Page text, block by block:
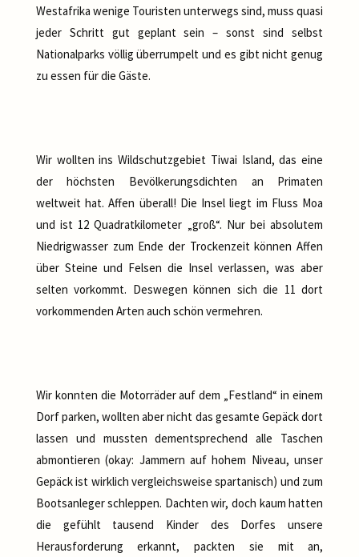
Westafrika wenige Touristen unterwegs sind, muss quasi
jeder Schritt gut geplant sein – sonst sind selbst
Nationalparks völlig überrumpelt und es gibt nicht genug
zu essen für die Gäste.
Wir wollten ins Wildschutzgebiet Tiwai Island, das eine
der höchsten Bevölkerungsdichten an Primaten
weltweit hat. Affen überall! Die Insel liegt im Fluss Moa
und ist 12 Quadratkilometer „groß“. Nur bei absolutem
Niedrigwasser zum Ende der Trockenzeit können Affen
über Steine und Felsen die Insel verlassen, was aber
selten vorkommt. Deswegen können sich die 11 dort
vorkommenden Arten auch schön vermehren.
Wir konnten die Motorräder auf dem „Festland“ in einem
Dorf parken, wollten aber nicht das gesamte Gepäck dort
lassen und mussten dementsprechend alle Taschen
abmontieren (okay: Jammern auf hohem Niveau, unser
Gepäck ist wirklich vergleichsweise spartanisch) und zum
Bootsanleger schleppen. Dachten wir, doch kaum hatten
die gefühlt tausend Kinder des Dorfes unsere
Herausforderung erkannt, packten sie mit an,